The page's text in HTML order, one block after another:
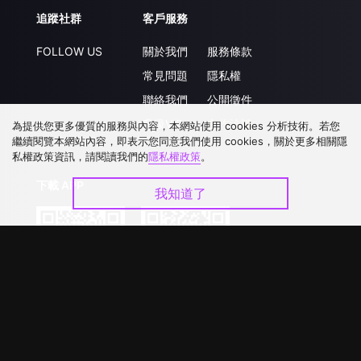
追蹤社群
FOLLOW US
客戶服務
關於我們
常見問題
聯絡我們
升級VIP
服務條款
隱私權
公開徵件
合作洽談
為提供您更多優質的服務與內容，本網站使用 cookies 分析技術。若您
繼續閱覽本網站內容，即表示您同意我們使用 cookies，關於更多相關隱
私權政策資訊，請閱讀我們的隱私權政策。
我知道了